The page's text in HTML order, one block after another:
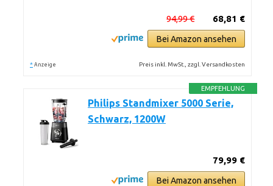
68,81 €
94,99 €
Bei Amazon ansehen
* Anzeige Preis inkl. MwSt., zzgl. Versandkosten
EMPFEHLUNG
Philips Standmixer 5000 Serie,
Schwarz, 1200W
79,99 €
Bei Amazon ansehen